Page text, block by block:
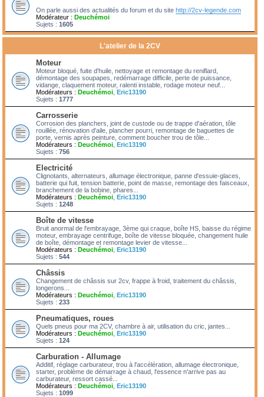
On parle aussi des actualités du forum et du site http://2cv-legende.com
Modérateur : Deuchémoi
Sujets : 1605
L'atelier de la 2CV
Moteur
Moteur bloqué, fuite d'huile, nettoyage et remontage du reniflard,
démontage des soupapes, redémarrage difficile, perte de puissance,
vidange, claquement moteur, ralenti instable, rodage moteur neuf...
Modérateurs : Deuchémoi Eric13190
Sujets : 1777
Carrosserie
Corrosion des planchers, joint de custode ou de trappe d'aération, tôle
rouillée, rénovation d'aile, plancher pourri, remontage de baguettes de
porte, vernis après peinture, comment boucher trou de tôle...
Modérateurs : Deuchémoi Eric13190
Sujets : 756
Electricité
Clignotants, alternateurs, allumage électronique, panne d'essuie-glaces,
batterie qui fuit, tension batterie, point de masse, remontage des faisceaux,
branchement de la bobine, phares...
Modérateurs : Deuchémoi Eric13190
Sujets : 1248
Boîte de vitesse
Bruit anormal de l'embrayage, 3ème qui craque, boîte HS, baisse du régime
moteur, embrayage centrifuge, boîte de vitesse bloquée, changement huile
de boîte, démontage et remontage levier de vitesse...
Modérateurs : Deuchémoi Eric13190
Sujets : 544
Châssis
Changement de châssis sur 2cv, frappe à froid, traitement du châssis,
longerons...
Modérateurs : Deuchémoi Eric13190
Sujets : 233
Pneumatiques, roues
Quels pneus pour ma 2CV, chambre à air, utilisation du cric, jantes...
Modérateurs : Deuchémoi Eric13190
Sujets : 124
Carburation - Allumage
Additif, réglage carburateur, trou à l'accélération, allumage électronique,
starter, problème de démarrage à chaud, l'essence n'arrive pas au
carburateur, ressort cassé...
Modérateurs : Deuchémoi Eric13190
Sujets : 1099